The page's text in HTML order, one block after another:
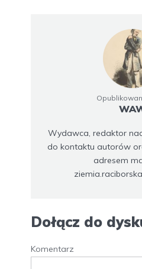
Wydawca, redaktor
do kontaktu autorów
adresem
Dołącz do
Komentarz